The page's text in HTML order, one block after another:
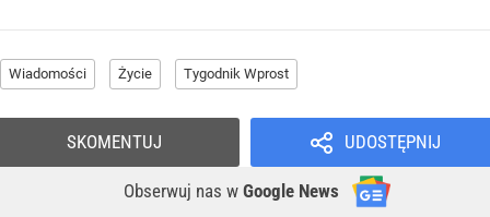
Wiadomości Życie Tygodnik Wprost
UDOSTĘPNIJ
Obserwuj nas w Google News
SKOMENTUJ